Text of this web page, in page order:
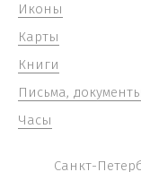
Иконы
Карты
Книги
Письма, документы
Часы
Санкт-